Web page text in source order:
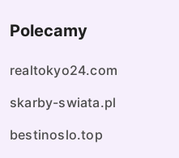
Polecamy
realtokyo24.com
skarby-swiata.pl
bestinoslo.top